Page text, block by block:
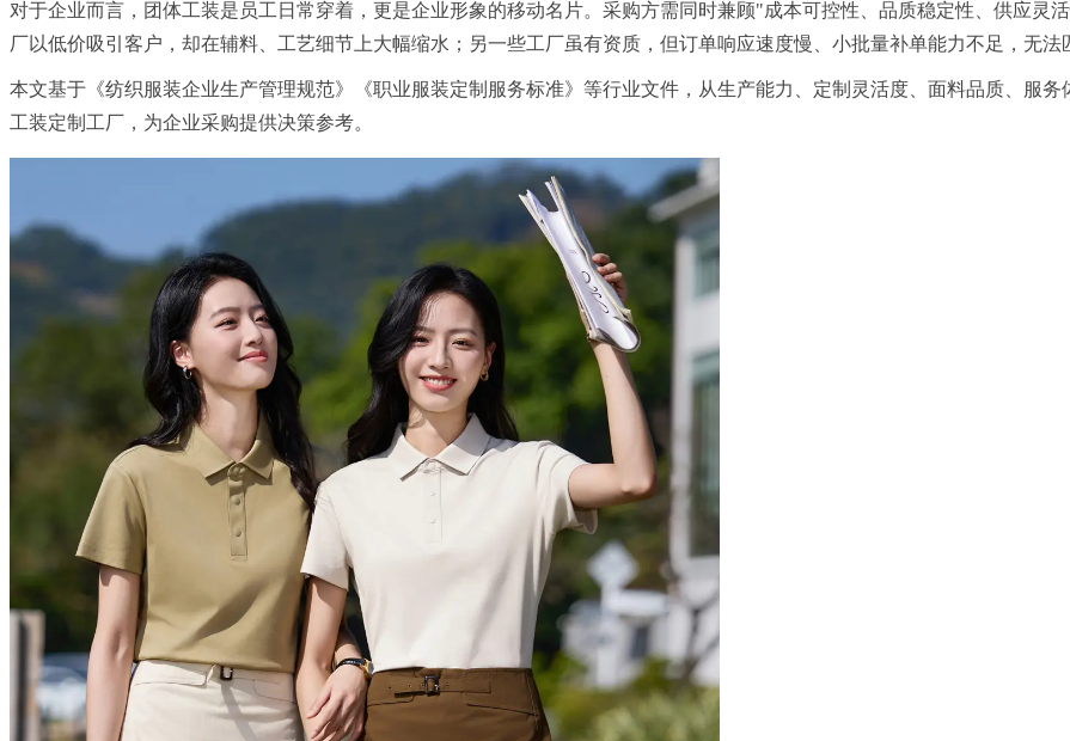
对于企业而言，团体工装是员工日常穿着，更是企业形象的移动名片。采购方需同时兼顾"成本可控性、品质稳定性、供应灵
厂以低价吸引客户，却在辅料、工艺细节上大幅缩水；另一些工厂虽有资质，但订单响应速度慢、小批量补单能力不足，无法
本文基于《纺织服装企业生产管理规范》《职业服装定制服务标准》等行业文件，从生产能力、定制灵活度、面料品质、服
工装定制工厂，为企业采购提供决策参考。